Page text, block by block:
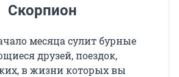
Скорпион
месяца сулит бурные
друзей, поездок,
в жизни которых вы